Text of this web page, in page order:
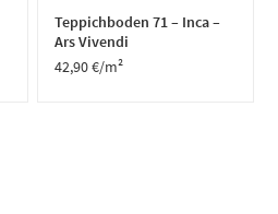
Teppichboden 71 – Inca –
Ars Vivendi
42,90€/m²